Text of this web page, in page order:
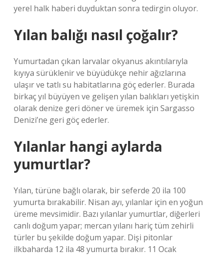
yerel halk haberi duyduktan sonra tedirgin oluyor.
Yılan balığı nasıl çoğalır?
Yumurtadan çıkan larvalar okyanus akıntılarıyla
kıyıya sürüklenir ve büyüdükçe nehir ağızlarına
ulaşır ve tatlı su habitatlarına göç ederler. Burada
birkaç yıl büyüyen ve gelişen yılan balıkları yetişkin
olarak denize geri döner ve üremek için Sargasso
Denizi’ne geri göç ederler.
Yılanlar hangi aylarda
yumurtlar?
Yılan, türüne bağlı olarak, bir seferde 20 ila 100
yumurta bırakabilir. Nisan ayı, yılanlar için en yoğun
üreme mevsimidir. Bazı yılanlar yumurtlar, diğerleri
canlı doğum yapar; mercan yılanı hariç tüm zehirli
türler bu şekilde doğum yapar. Dişi pitonlar
ilkbaharda 12 ila 48 yumurta bırakır. 11 Ocak